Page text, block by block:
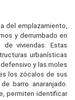
del emplazamiento,
y derrumbado en
viviendas. Estas
urbanísticas
y las moles
los zócalos de sus
barro anaranjado.
permiten identificar